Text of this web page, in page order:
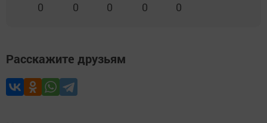
0 0 0 0 0
Расскажите друзьям